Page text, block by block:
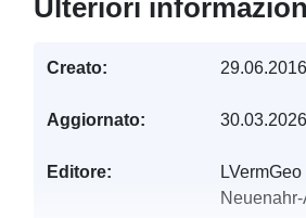
Ulteriori
Creato: 29.06.2016
Aggiornato: 30.03.2026
Editore: